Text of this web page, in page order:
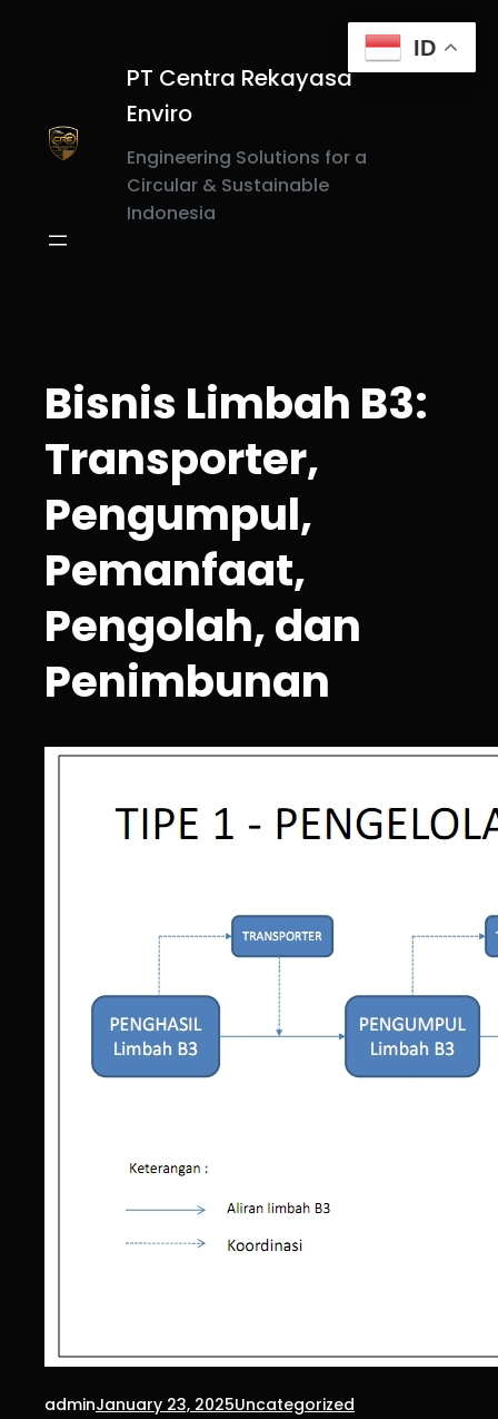
PT Centra Rekayasa
Enviro
Engineering Solutions for a
Circular & Sustainable
Indonesia
Bisnis Limbah B3:
Transporter,
Pengumpul,
Pemanfaat,
Pengolah, dan
Penimbunan
adminJanuary 23, 2025Uncategorized
ID